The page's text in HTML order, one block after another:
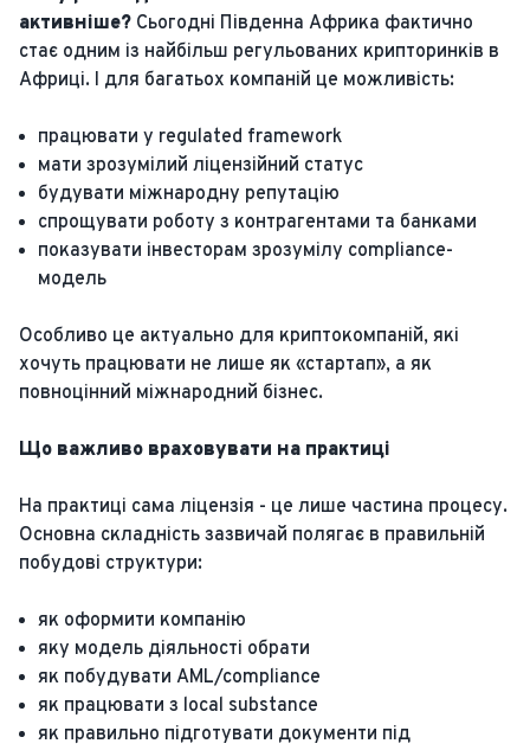
активніше? Сьогодні Південна Африка фактично
стає одним із найбільш регульованих крипторинків в
Африці. І для багатьох компаній це можливість:
працювати у regulated framework
мати зрозумілий ліцензійний статус
будувати міжнародну репутацію
спрощувати роботу з контрагентами та банками
показувати інвесторам зрозумілу compliance-
модель
Особливо це актуально для криптокомпаній, які
хочуть працювати не лише як «стартап», а як
повноцінний міжнародний бізнес.
Що важливо враховувати на практиці
На практиці сама ліцензія - це лише частина процесу.
Основна складність зазвичай полягає в правильній
побудові структури:
як оформити компанію
яку модель діяльності обрати
як побудувати AML/compliance
як працювати з local substance
як правильно підготувати документи під